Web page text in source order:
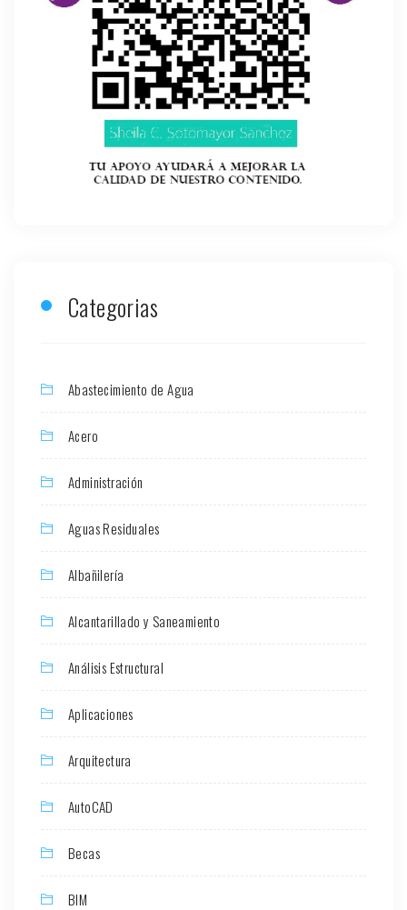
Categorias
Abastecimiento de Agua
Acero
Administración
Aguas Residuales
Albañilería
Alcantarillado y Saneamiento
Análisis Estructural
Aplicaciones
Arquitectura
AutoCAD
Becas
BIM